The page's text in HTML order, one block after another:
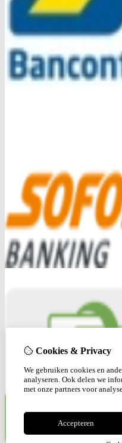
Cookies & Privacy
We gebruiken cookies en
analyseren. Ook delen we
met onze partners voor
Accepteren